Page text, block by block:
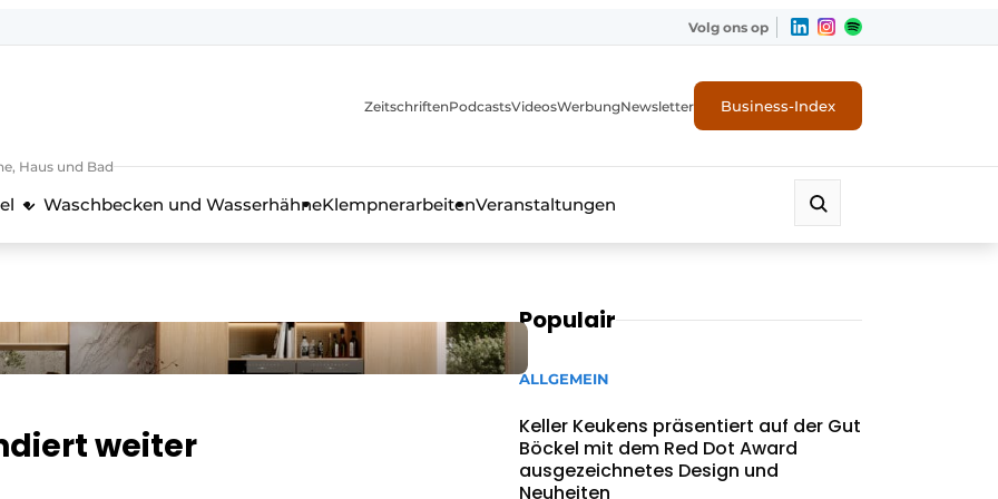
Volg ons op
Haus und Bad
ZeitschriftenPodcastsVideosWerbungNewsletter Business-Index
Waschbecken und WasserhähneKlempnerarbeitenVeranstaltungen
weiter
Populair
ALLGEMEIN
Keller Keukens präsentiert auf der Gut
Böckel mit dem Red Dot Award
ausgezeichnetes Design und
Neuheiten